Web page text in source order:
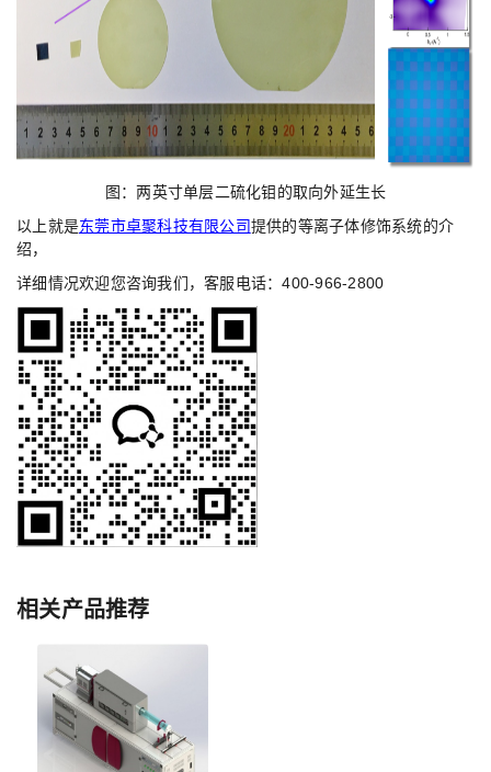
图：两英寸单层二硫化钼的取向外延生长
以上就是东莞市卓聚科技有限公司提供的等离子体修饰系统的介
绍，
详细情况欢迎您咨询我们，客服电话：400-966-2800
相关产品推荐